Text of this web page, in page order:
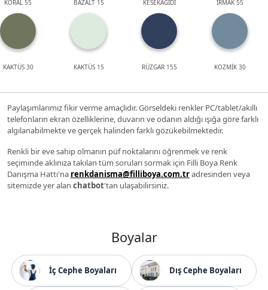
KORAL 55 BAZALT 15 KESEKAĞIDI IRMAK 55
KAKTÜS 30 KAKTÜS 15 RÜZGAR 155 KOZMİK 30
Paylaşımlarımız fikir verme amaçlıdır. Görseldeki renkler PC/tablet/akıllı
telefonların ekran özelliklerine, duvarın ve odanın aldığı ışığa göre farklı
algılanabilmekte ve gerçek halinden farklı gözükebilmektedir.
Renkli bir eve sahip olmanın püf noktalarını öğrenmek ve renk
seçiminde aklınıza takılan tüm soruları sormak için Filli Boya Renk
Danışma Hattı'na renkdanisma@filliboya.com.tradresinden veya
sitemizde yer alan chatbot'tan ulaşabilirsiniz.
Boyalar
İç Cephe Boyaları Dış Cephe Boyaları